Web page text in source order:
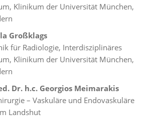
Klinikum der Universität München,
Großklags
für Radiologie, Interdisziplinäres
Klinikum der Universität München,
Dr. h.c. Georgios Meimarakis
– Vaskuläre und Endovaskuläre
Landshut